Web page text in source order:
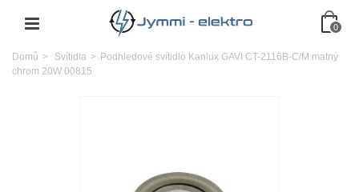
0
Domů > Svítidla > Podhledové svítidlo Kanlux GAVI CT-2116B-C/M matný
chrom 20W 00815